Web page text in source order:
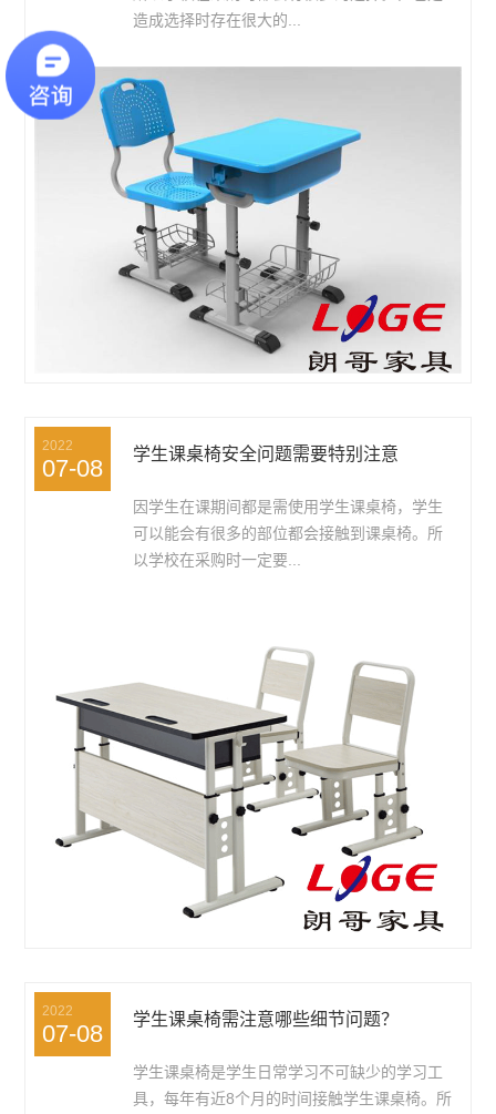
造成选择时存在很大的...
2022
07-08
学生课桌椅安全问题需要特别注意
因学生在课期间都是需使用学生课桌椅，学生
可以能会有很多的部位都会接触到课桌椅。所
以学校在采购时一定要...
2022
07-08
学生课桌椅需注意哪些细节问题？
学生课桌椅是学生日常学习不可缺少的学习工
具，每年有近8个月的时间接触学生课桌椅​。所